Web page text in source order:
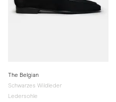
The Belgian
Schwarzes Wildleder
Ledersohle